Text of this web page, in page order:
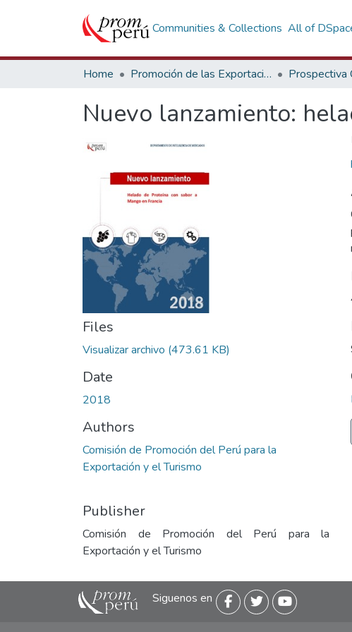
Communities & Collections All of
Home Promoción de las Exportaciones Prospectiva
Nuevo lanzamiento:
Files
Visualizar archivo (473.61 KB)
Date
2018
Authors
Comisión de Promoción del Perú para la
Exportación y el Turismo
Publisher
Comisión de Promoción del Perú para la
Exportación y el Turismo
Siguenos en